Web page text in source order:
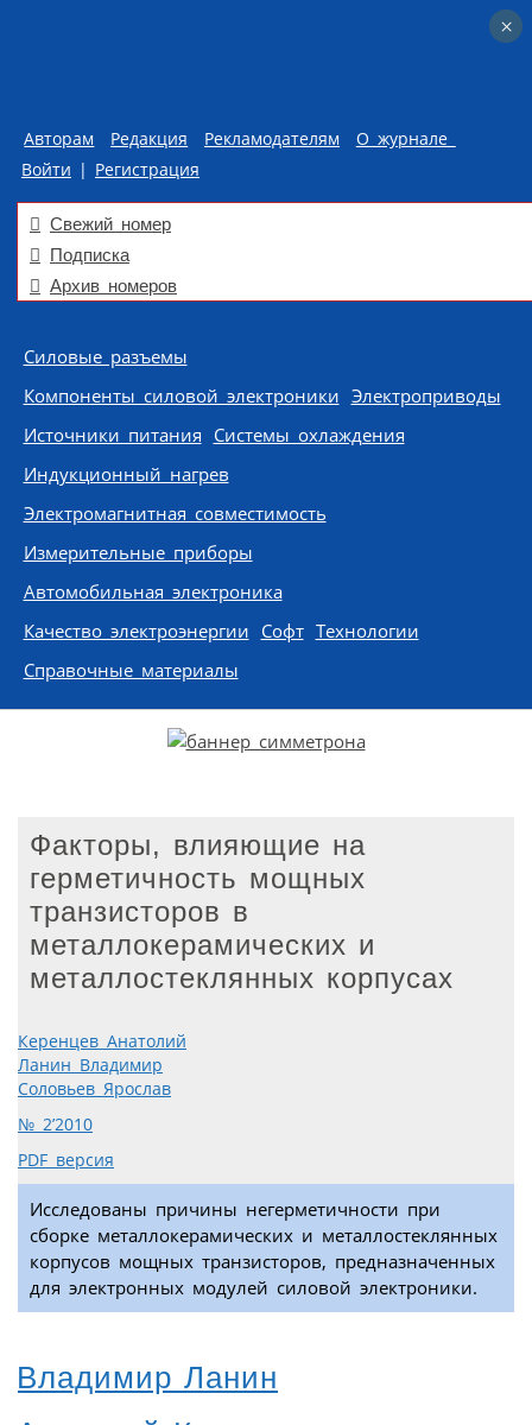
Авторам Редакция Рекламодателям
О журнале
Войти | Регистрация
Свежий номер
Подписка
Архив номеров
Skip to content
Силовые разъемы
Компоненты силовой электроники Электроприводы
Источники питания Системы охлаждения
Индукционный нагрев
Электромагнитная совместимость
Измерительные приборы
Автомобильная электроника
Качество электроэнергии Софт Технологии
Справочные материалы
Факторы, влияющие на
герметичность мощных
транзисторов в
металлокерамических и
металлостеклянных корпусах
Керенцев Анатолий
Ланин Владимир
Соловьев Ярослав
№ 2’2010
PDF версия
Исследованы причины негерметичности при
сборке металлокерамических и металлостеклянных
корпусов мощных транзисторов, предназначенных
для электронных модулей силовой электроники.
Владимир Ланин
×
×